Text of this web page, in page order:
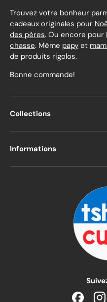
Trouvez votre bonheur
cadeaux originales pour
des pères. Ou encore pour
chasse. Même papy et
de produits rigolos.
Bonne commande!
Collections
Informations